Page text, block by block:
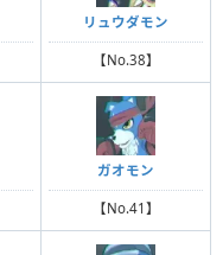
リュウダモン
【No.38】
ガオモン
【No.41】